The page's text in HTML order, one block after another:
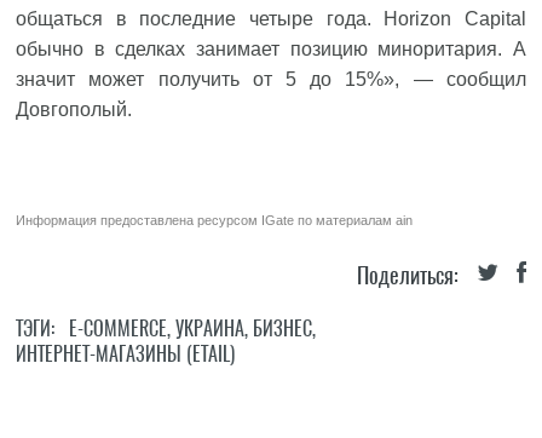
общаться в последние четыре года. Horizon Capital
обычно в сделках занимает позицию миноритария. А
значит может получить от 5 до 15%», — сообщил
Довгополый.
Информация предоставлена ресурсом IGate по материаламain
Поделиться:
ТЭГИ: E-COMMERCE,УКРАИНА, БИЗНЕС,
ИНТЕРНЕТ-МАГАЗИНЫ (ETAIL)